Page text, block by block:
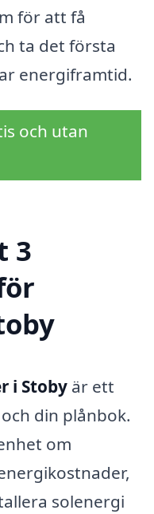
för att få
ta det första
energiframtid.
och utan
3
i Stoby är ett
din plånbok.
om
solenergi